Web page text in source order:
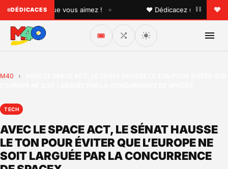
DÉDICACES
quelqu'un que vous aimez ! • ♥ Dédicacez un titre à vos
🎟️
M40 ›
TECH
AVEC LE SPACE ACT, LE SÉNAT HAUSSE
LE TON POUR ÉVITER QUE L’EUROPE NE
SOIT LARGUÉE PAR LA CONCURRENCE